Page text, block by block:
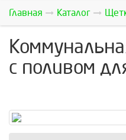
Главная Каталог
с поливом